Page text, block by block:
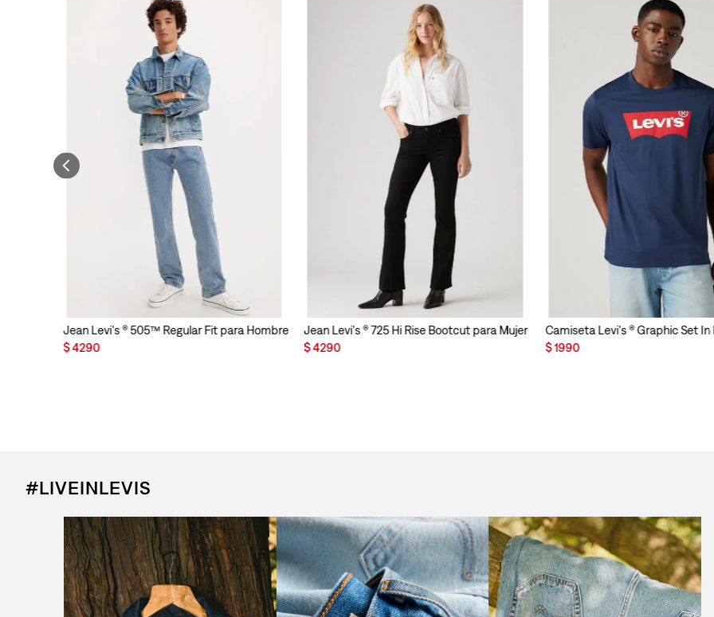
Jean Levi's ® 505™ Regular Fit para Hombre
$4290
Jean Levi's ® 725 Hi Rise Bootcut para Mujer
$4290
Camiseta Levi's ® Graphic Set
$1990
#LIVEINLEVIS